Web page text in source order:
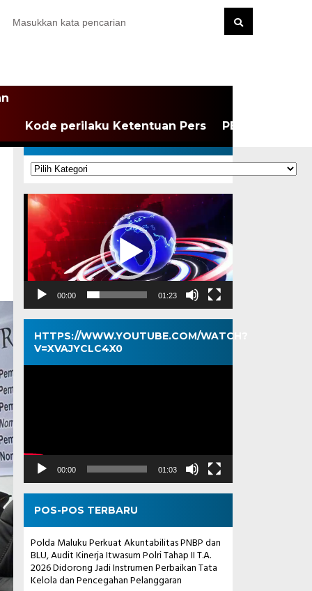
Kode perilaku Ketentuan Pers PEDOMAN
KATEGORI
Kategori
Pemutar
Video
00:00 01:23
HTTPS://WWW.YOUTUBE.COM/WATCH?
V=XVAJYCLC4X0
Pemutar
00:00 01:03
POS-POS TERBARU
Polda Maluku Perkuat Akuntabilitas PNBP dan
BLU, Audit Kinerja Itwasum Polri Tahap II T.A.
2026 Didorong Jadi Instrumen Perbaikan Tata
Kelola dan Pencegahan Pelanggaran